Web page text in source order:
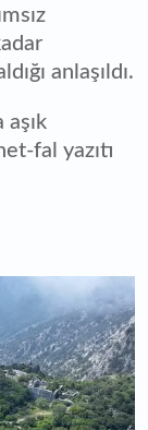
anlaşıldı.
aşık
fal yazıtı